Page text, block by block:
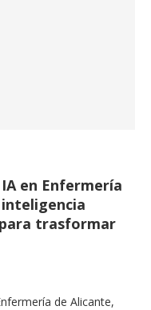
en Enfermería
trasformar
de Alicante,